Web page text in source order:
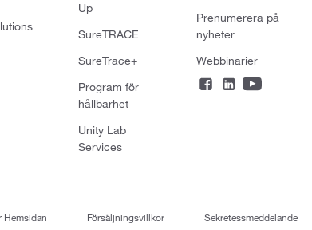
Up
SureTRACE
SureTrace+
Program för
hållbarhet
Unity Lab
Services
Prenumerera på
nyheter
Webbinarier
Hemsidan Försäljningsvillkor Sekretessmeddelande